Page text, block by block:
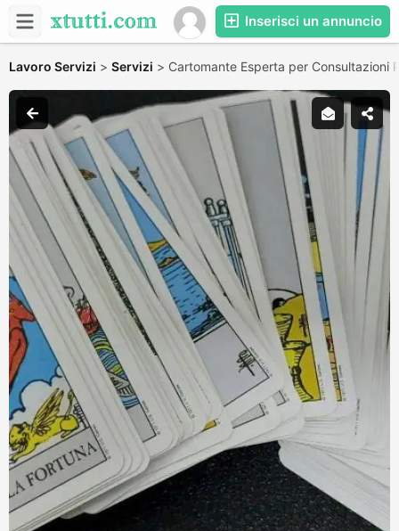
Inserisci un annuncio
Lavoro Servizi > Servizi > Cartomante Esperta per Consultazioni